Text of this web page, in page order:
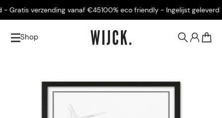
verzending vanaf €45100% eco friendly - Ingelijst geleverd -
Shop